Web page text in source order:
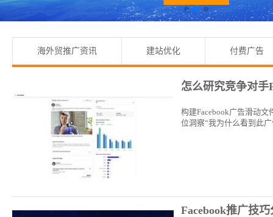
海外贸推广资讯 建站优化 付费广告
怎么研究竞争对手
构建Facebook广告滑动文
位洞察“我为什么看到此
Facebook推广技巧